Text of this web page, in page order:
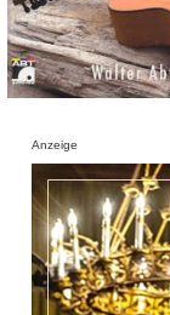
Anzeige